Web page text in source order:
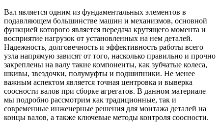
Вал является одним из фундаментальных элементов в
подавляющем большинстве машин и механизмов, основной
функцией которого является передача крутящего момента и
восприятие нагрузок от установленных на нем деталей.
Надежность, долговечность и эффективность работы всего
узла напрямую зависят от того, насколько правильно и прочно
закреплены на валу такие компоненты, как зубчатые колеса,
шкивы, звездочки, полумуфты и подшипники. Не менее
важным аспектом является точная центровка и выверка
соосности валов при сборке агрегатов. В данном материале
мы подробно рассмотрим как традиционные, так и
современные инженерные решения для монтажа деталей на
концы валов, а также ключевые методы контроля соосности.